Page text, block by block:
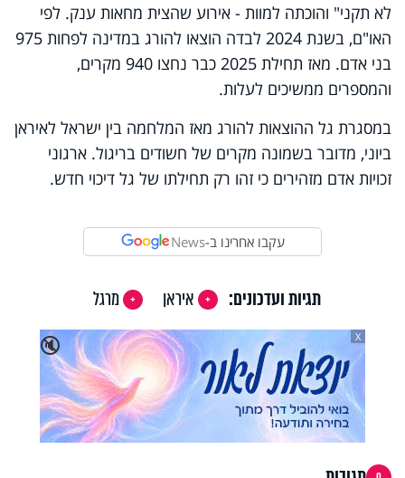
לא תקני" והוכתה למוות - אירוע שהצית מחאות ענק. לפי
האו"ם, בשנת 2024 לבדה הוצאו להורג במדינה לפחות 975
בני אדם. מאז תחילת 2025 כבר נחצו 940 מקרים,
והמספרים ממשיכים לעלות.
במסגרת גל ההוצאות להורג מאז המלחמה בין ישראל לאיראן
ביוני, מדובר בשמונה מקרים של חשודים בריגול. ארגוני
זכויות אדם מזהירים כי זהו רק תחילתו של גל דיכוי חדש.
עקבו אחרינו ב-News
תגיות ועדכונים: איראן
מרגל
🔇
X